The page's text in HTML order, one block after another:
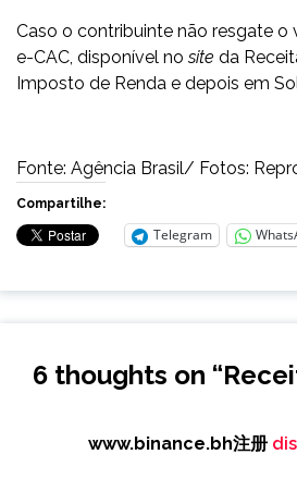
Caso o contribuinte não resgate o
e-CAC, disponível nosite da
Imposto de Renda e depois em
Fonte: Agência Brasil/ Fotos:
Compartilhe:
Telegram
6 thoughts on “
www.binance.bh注册